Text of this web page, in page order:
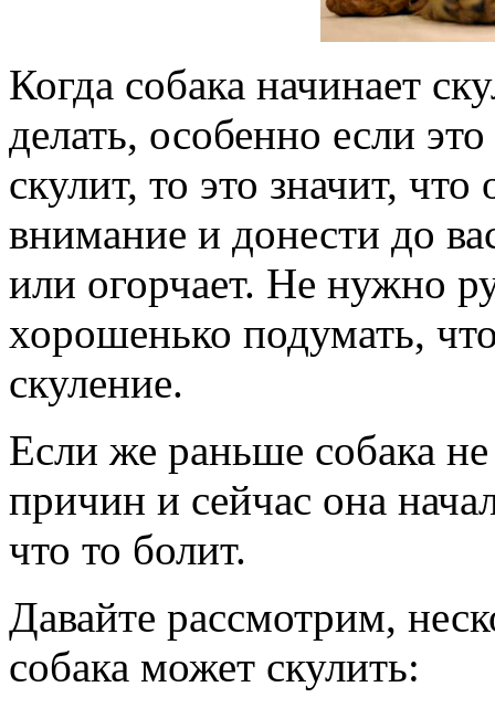
Когда собака начинает
делать, особенно если
скулит, то это значит,
внимание и донести до
или огорчает. Не нужно
хорошенько подумать,
скуление.
Если же раньше собака
причин и сейчас она
что то болит.
Давайте рассмотрим,
собака может скулить: